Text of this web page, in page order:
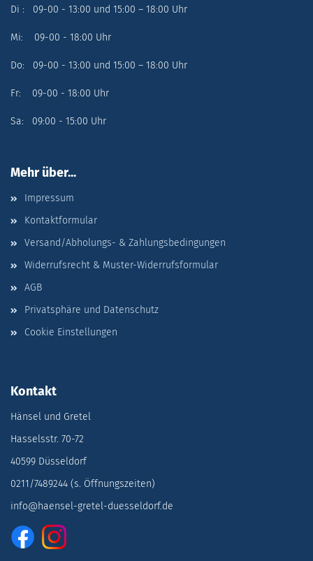
Di : 09-00 - 13:00 und 15:00 – 18:00 Uhr
Mi: 09-00 - 18:00 Uhr
Do: 09-00 - 13:00 und 15:00 – 18:00 Uhr
Fr: 09-00 - 18:00 Uhr
Sa: 09:00 - 15:00 Uhr
Mehr über...
Impressum
Kontaktformular
Versand/Abholungs- & Zahlungsbedingungen
Widerrufsrecht & Muster-Widerrufsformular
AGB
Privatsphäre und Datenschutz
Cookie Einstellungen
Kontakt
Hänsel und Gretel
Hasselsstr. 70-72
40599 Düsseldorf
0211/7489244 (s. Öffnungszeiten)
info@haensel-gretel-duesseldorf.de